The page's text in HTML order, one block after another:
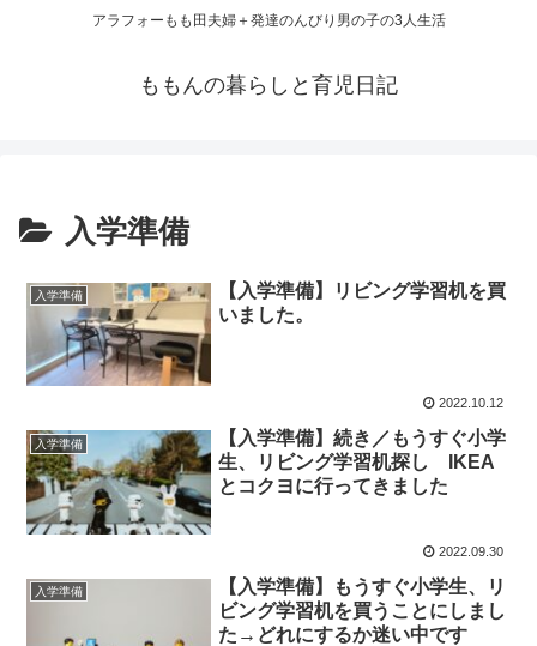
アラフォーもも田夫婦＋発達のんびり男の子の3人生活
ももんの暮らしと育児日記
入学準備
入学準備
【入学準備】リビング学習机を買
いました。
2022.10.12
入学準備
【入学準備】続き／もうすぐ小学
生、リビング学習机探し IKEA
とコクヨに行ってきました
2022.09.30
入学準備
【入学準備】もうすぐ小学生、リ
ビング学習机を買うことにしまし
た→どれにするか迷い中です